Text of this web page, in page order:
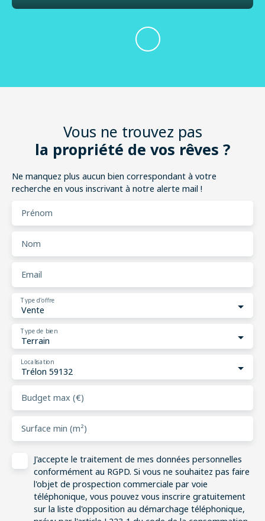
Vous ne trouvez pas
la propriété de vos rêves ?
Ne manquez plus aucun bien correspondant à votre
recherche en vous inscrivant à notre alerte mail !
Prénom
Nom
Email
Vente
Type d'offre
Terrain
Type de bien
Trélon 59132
Localisation
Budget max (€)
Surface min (m²)
J'accepte le traitement de mes données personnelles
conformément au RGPD. Si vous ne souhaitez pas faire
l'objet de prospection commerciale par voie
téléphonique, vous pouvez vous inscrire gratuitement
sur la liste d'opposition au démarchage téléphonique,